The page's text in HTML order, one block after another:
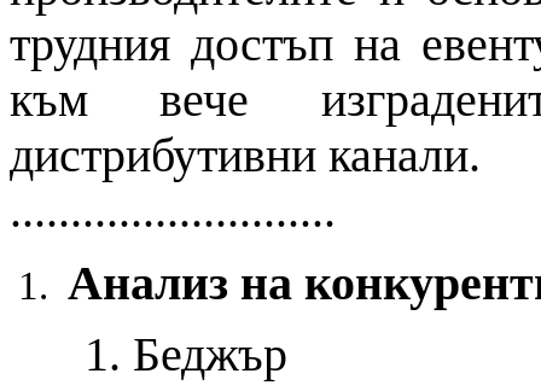
трудния достъп на
към вече
дистрибутивни канали.
...........................
Анализ на
1. Беджър